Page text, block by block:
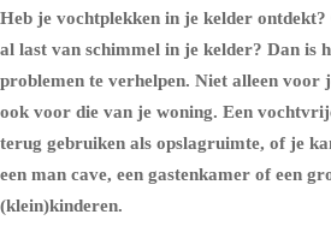
Heb je vochtplekken in je kelder ontdekt?
al last van schimmel in je kelder? Dan is
problemen te verhelpen. Niet alleen voor
ook voor die van je woning. Een
terug gebruiken als opslagruimte, of je
een man cave, een gastenkamer of een
(klein)kinderen.